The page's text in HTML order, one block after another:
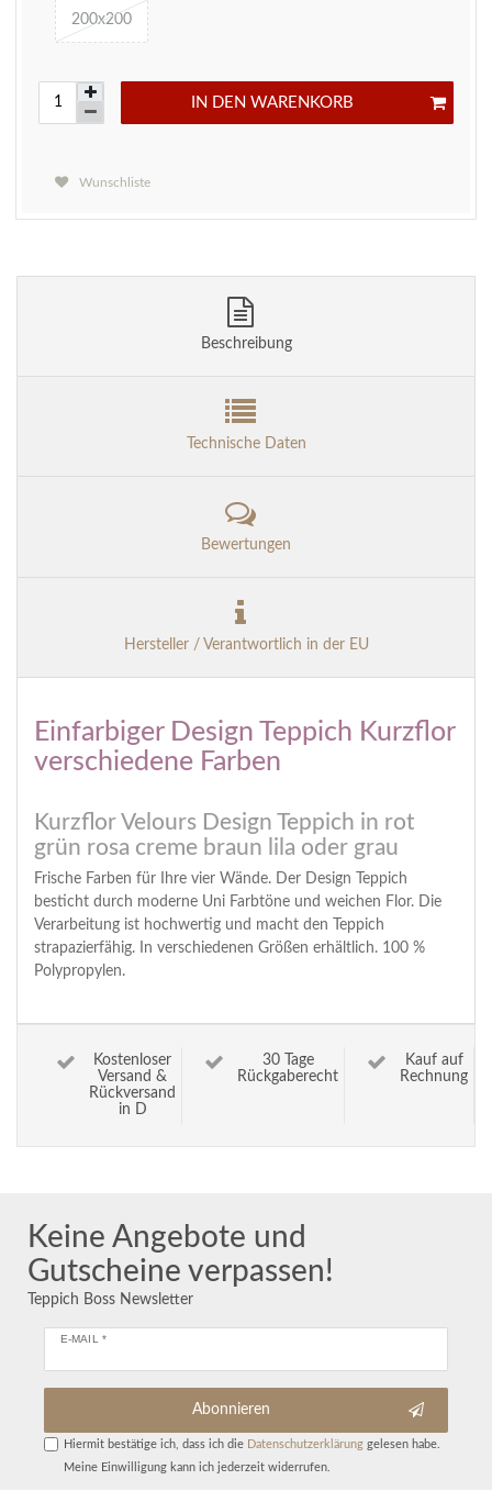
200x200
IN DEN WARENKORB
Wunschliste
Beschreibung
Technische Daten
Bewertungen
Hersteller / Verantwortlich in der EU
Einfarbiger Design Teppich Kurzflor
verschiedene Farben
Kurzflor Velours Design Teppich in rot
grün rosa creme braun lila oder grau
Frische Farben für Ihre vier Wände. Der Design Teppich
besticht durch moderne Uni Farbtöne und weichen Flor. Die
Verarbeitung ist hochwertig und macht den Teppich
strapazierfähig. In verschiedenen Größen erhältlich. 100 %
Polypropylen.
Kostenloser
Versand &
Rückversand
in D
30 Tage
Rückgaberecht
Kauf auf
Rechnung
Keine Angebote und
Gutscheine verpassen!
Teppich Boss Newsletter
E-MAIL *
Abonnieren
Hiermit bestätige ich, dass ich die Daten­schutz­erklärunggelesen habe.
Meine Einwilligung kann ich jederzeit widerrufen.